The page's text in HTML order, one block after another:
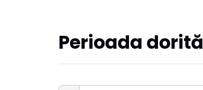
Perioada dorită